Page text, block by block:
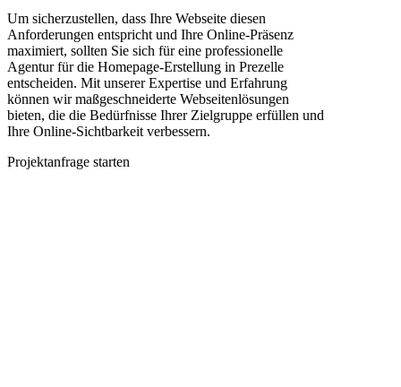
Um sicherzustellen, dass Ihre Webseite diesen
Anforderungen entspricht und Ihre Online-Präsenz
maximiert, sollten Sie sich für eine professionelle
Agentur für die Homepage-Erstellung in Prezelle
entscheiden. Mit unserer Expertise und Erfahrung
können wir maßgeschneiderte Webseitenlösungen
bieten, die die Bedürfnisse Ihrer Zielgruppe erfüllen und
Ihre Online-Sichtbarkeit verbessern.
Projektanfrage starten